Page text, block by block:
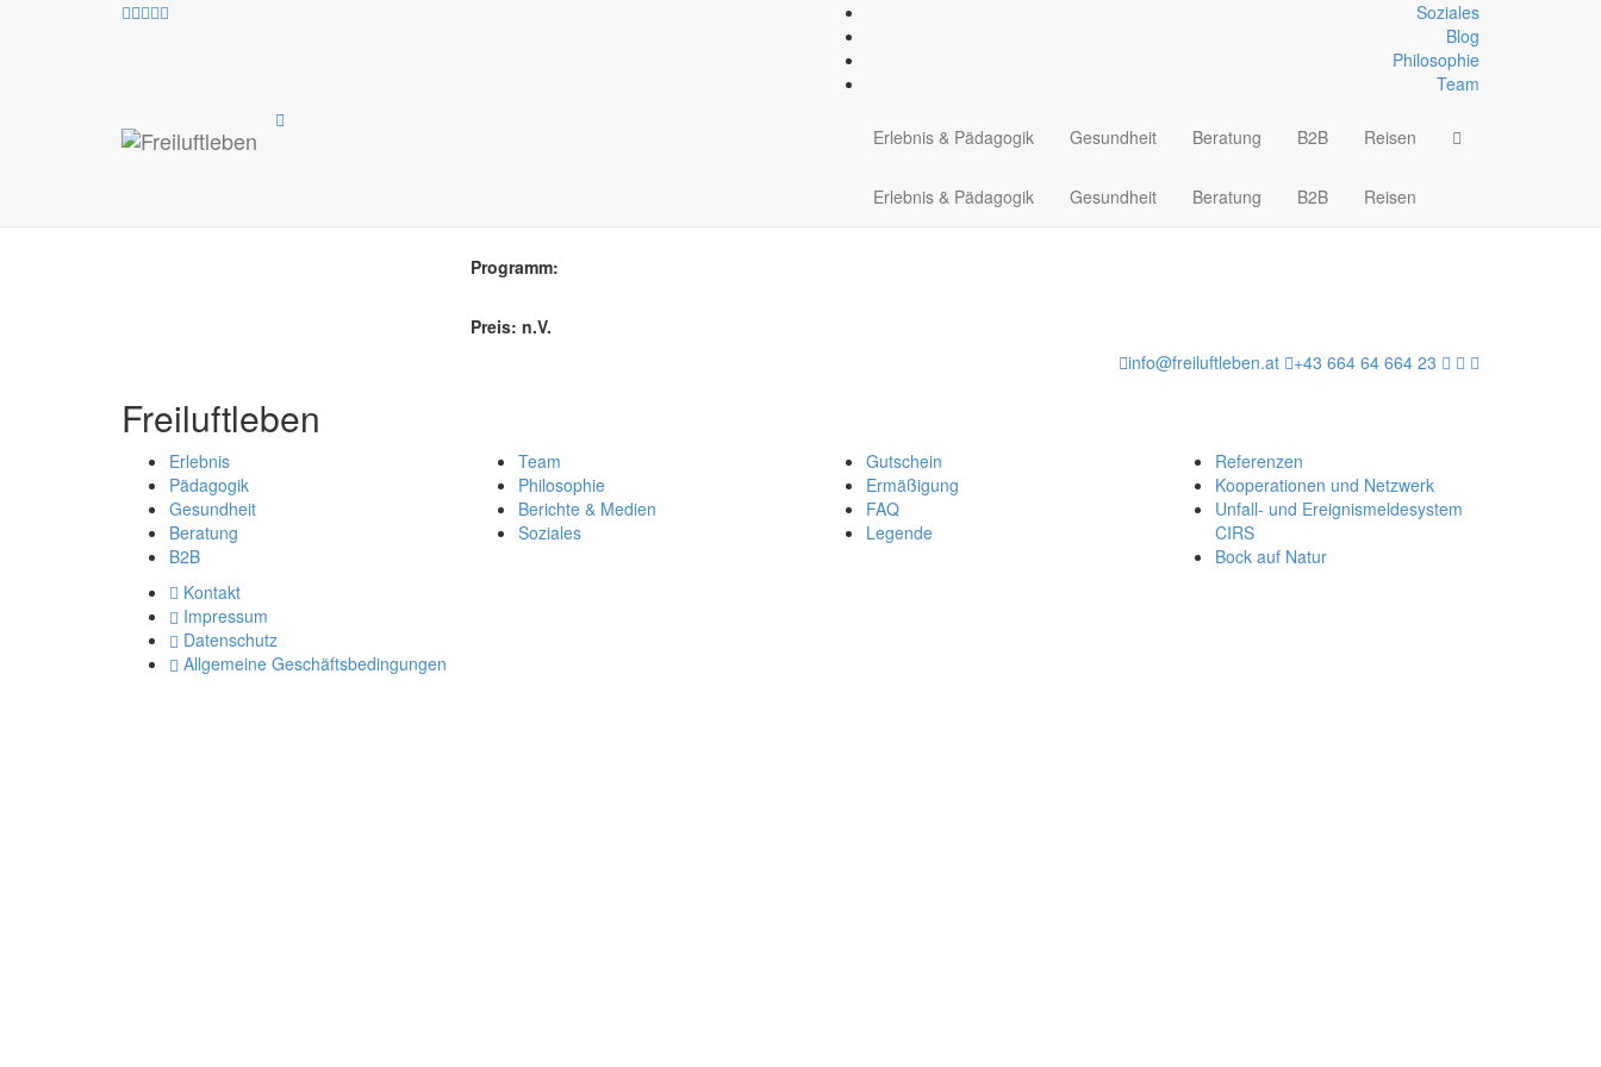
Soziales
Blog
Philosophie
Team
Erlebnis & Pädagogik Gesundheit Beratung B2B Reisen
Erlebnis & Pädagogik Gesundheit Beratung B2B Reisen
Programm- und Terminwahl
Programm:
Preis: n.V.
info@freiluftleben.at
+43 664 64 664 23
Freiluftleben
Erlebnis
Pädagogik
Gesundheit
Beratung
B2B
Team
Philosophie
Berichte & Medien
Soziales
Gutschein
Ermäßigung
FAQ
Legende
Referenzen
Kooperationen und Netzwerk
Unfall- und Ereignismeldesystem
CIRS
Bock auf Natur
Kontakt
Impressum
Datenschutz
Allgemeine Geschäftsbedingungen